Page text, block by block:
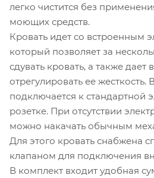
легко чистится без
моющих средств.
Кровать идет со встроенным
который позволяет за
сдувать кровать, а также дает
отрегулировать ее
подключается к стандартной
розетке. При отсутствии
можно накачать обычным
Для этого кровать снабжена
клапаном для подключения
В комплект входит удобная